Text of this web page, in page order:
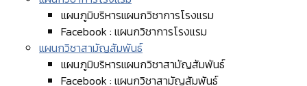
แผนภูมิบริหารแผนกวิชาการโรงแรม
Facebook : แผนกวิชาการโรงแรม
แผนกวิชาสามัญสัมพันธ์
แผนภูมิบริหารแผนกวิชาสามัญสัมพันธ์
Facebook : แผนกวิชาสามัญสัมพันธ์